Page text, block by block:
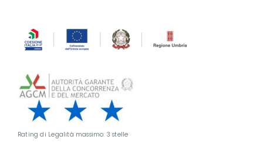
Rating di Legalità massimo: 3 stelle